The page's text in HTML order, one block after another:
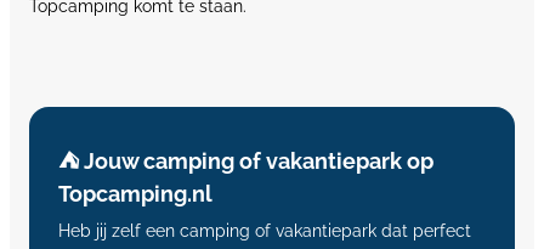
Topcamping komt te staan.
⛺️ Jouw camping of vakantiepark op
Topcamping.nl
Heb jij zelf een camping of vakantiepark dat perfect